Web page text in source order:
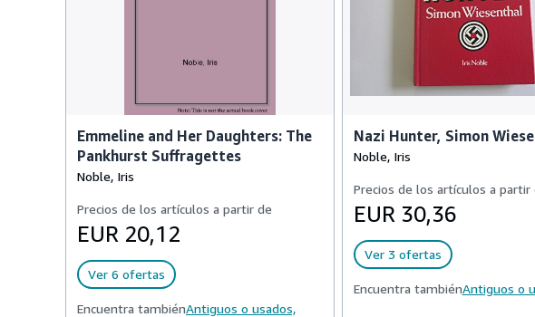
Emmeline and Her Daughters: The
Pankhurst Suffragettes
Noble, Iris
Precios de los artículos a partir de
EUR 20,12
Ver 6 ofertas
Encuentra tambiénAntiguos o usados,
Nazi Hunter, Simon
Noble, Iris
Precios de los artículos a partir
EUR 30,36
Ver 3 ofertas
Encuentra tambiénAntiguos o